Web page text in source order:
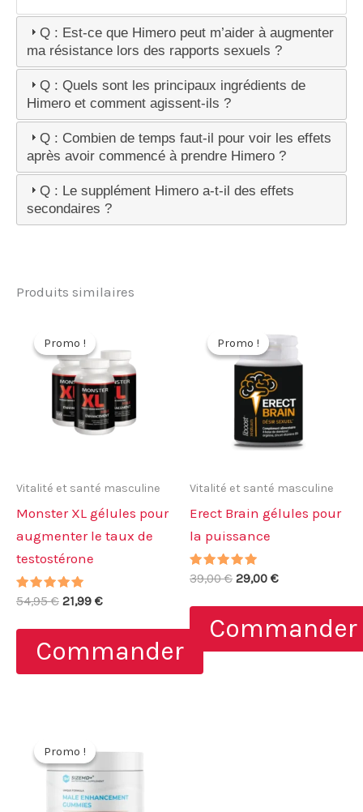
Q : Est-ce que Himero peut m’aider à augmenter
ma résistance lors des rapports sexuels ?
Q : Quels sont les principaux ingrédients de
Himero et comment agissent-ils ?
Q : Combien de temps faut-il pour voir les effets
après avoir commencé à prendre Himero ?
Q : Le supplément Himero a-t-il des effets
secondaires ?
Produits similaires
Promo !
Promo !
Vitalité et santé masculine
Monster XL gélules pour
augmenter le taux de
testostérone
Note
54,95€ Le
initial
était :
54,95 €.
21,99 €Le
actuel
est :
21,99 €.
Commander
Promo !
Promo !
Vitalité et santé masculine
Erect Brain gélules pour
la puissance
Note
39,00€ Le
initial
était :
39,00 €.
29,00 €Le
actuel
est :
29,00 €.
Commander
Promo !
Promo !